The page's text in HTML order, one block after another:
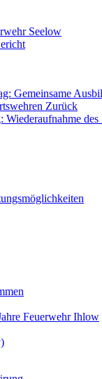
Seelow
Gemeinsame
Zurück
Wiederaufnahme des
Feuerwehr Ihlow